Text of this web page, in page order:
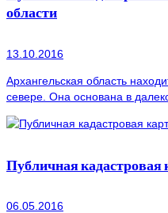
области
13.10.2016
Архангельская область
севере. Она основана в
Публичная кадастровая
06.05.2016